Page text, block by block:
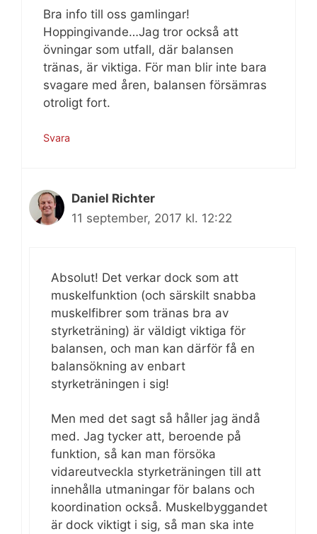
Bra info till oss gamlingar!
Hoppingivande…Jag tror också att
övningar som utfall, där balansen
tränas, är viktiga. För man blir inte bara
svagare med åren, balansen försämras
otroligt fort.
Svara
Daniel Richter
11 september, 2017 kl. 12:22
Absolut! Det verkar dock som att
muskelfunktion (och särskilt snabba
muskelfibrer som tränas bra av
styrketräning) är väldigt viktiga för
balansen, och man kan därför få en
balansökning av enbart
styrketräningen i sig!
Men med det sagt så håller jag ändå
med. Jag tycker att, beroende på
funktion, så kan man försöka
vidareutveckla styrketräningen till att
innehålla utmaningar för balans och
koordination också. Muskelbyggandet
är dock viktigt i sig, så man ska inte